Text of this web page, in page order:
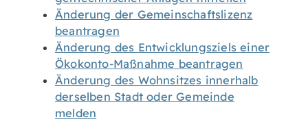
Änderung der Gemeinschaftslizenz
beantragen
Änderung des Entwicklungsziels einer
Ökokonto-Maßnahme beantragen
Änderung des Wohnsitzes innerhalb
derselben Stadt oder Gemeinde
melden